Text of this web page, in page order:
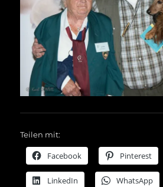
Teilen mit:
Facebook Pinterest
LinkedIn WhatsApp